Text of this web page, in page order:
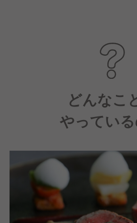
どんなこ
やってい